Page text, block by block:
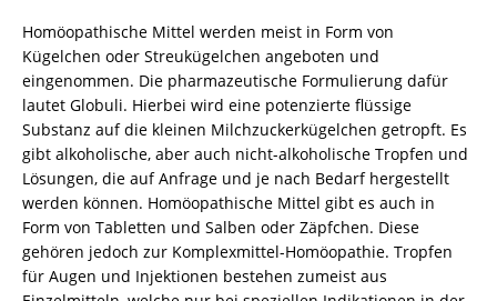
Homöopathische Mittel werden meist in Form von
Kügelchen oder Streukügelchen angeboten und
eingenommen. Die pharmazeutische Formulierung dafür
lautet Globuli. Hierbei wird eine potenzierte flüssige
Substanz auf die kleinen Milchzuckerkügelchen getropft. Es
gibt alkoholische, aber auch nicht-alkoholische Tropfen und
Lösungen, die auf Anfrage und je nach Bedarf hergestellt
werden können. Homöopathische Mittel gibt es auch in
Form von Tabletten und Salben oder Zäpfchen. Diese
gehören jedoch zur Komplexmittel-Homöopathie. Tropfen
für Augen und Injektionen bestehen zumeist aus